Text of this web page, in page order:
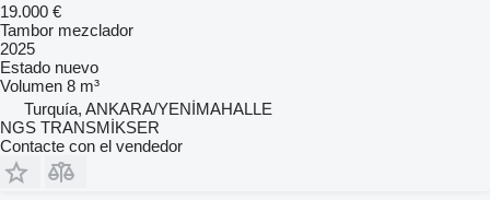
19.000 €
Tambor mezclador
2025
Estado nuevo
Volumen 8 m³
Turquía, ANKARA/YENİMAHALLE
NGS TRANSMİKSER
Contacte con el vendedor